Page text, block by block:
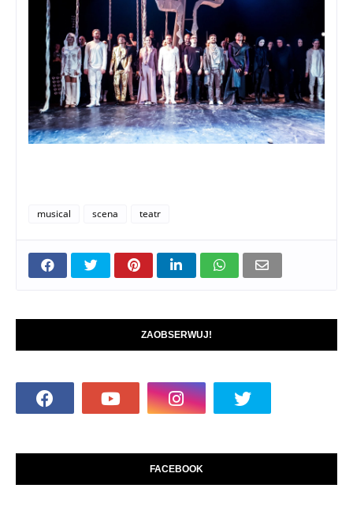
musical scena teatr
ZAOBSERWUJ!
FACEBOOK